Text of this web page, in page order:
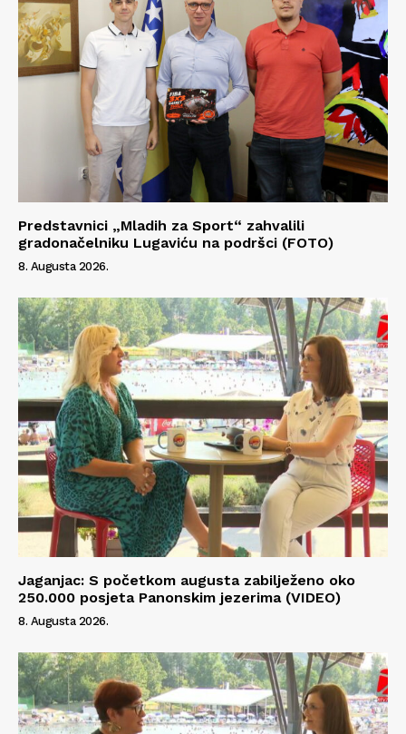
Impressum
Predstavnici „Mladih za Sport“ zahvalili
gradonačelniku Lugaviću na podršci (FOTO)
8. Augusta 2026.
Jaganjac: S početkom augusta zabilježeno oko
250.000 posjeta Panonskim jezerima (VIDEO)
8. Augusta 2026.